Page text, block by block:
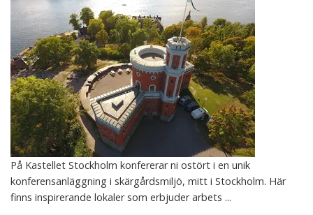
På Kastellet Stockholm konfererar ni ostört i en unik
konferensanläggning i skärgårdsmiljö, mitt i Stockholm. Här
finns inspirerande lokaler som erbjuder arbets ...